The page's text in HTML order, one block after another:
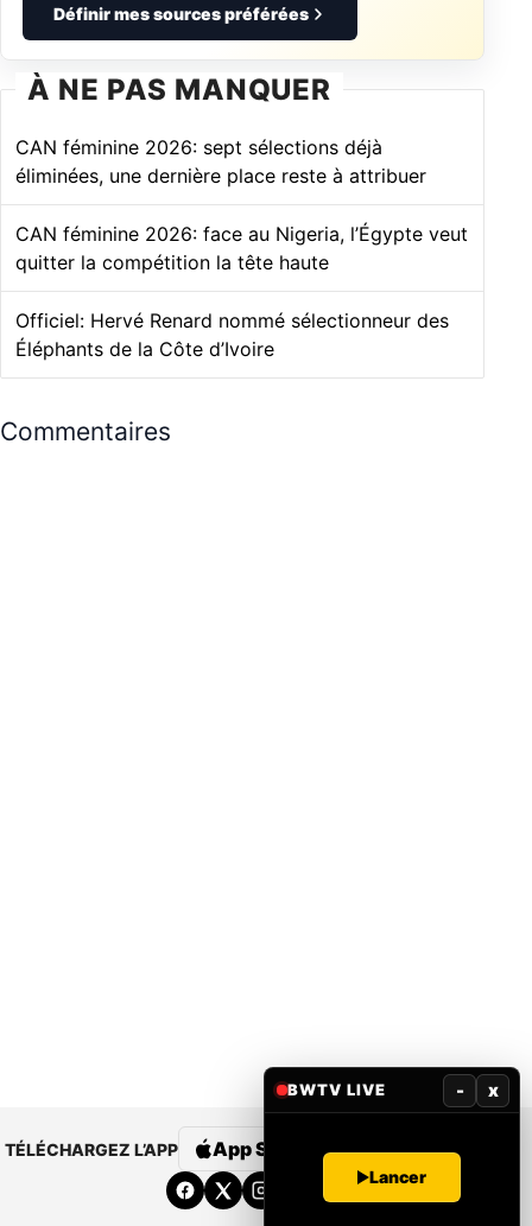
Définir mes sources préférées
À NE PAS MANQUER
CAN féminine 2026: sept sélections déjà
éliminées, une dernière place reste à attribuer
CAN féminine 2026: face au Nigeria, l’Égypte veut
quitter la compétition la tête haute
Officiel: Hervé Renard nommé sélectionneur des
Éléphants de la Côte d’Ivoire
Commentaires
TÉLÉCHARGEZ L’APP App Store Google Play
BWTV LIVE - x
Lancer